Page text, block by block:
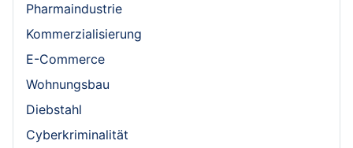
Pharmaindustrie
Kommerzialisierung
E-Commerce
Wohnungsbau
Diebstahl
Cyberkriminalität